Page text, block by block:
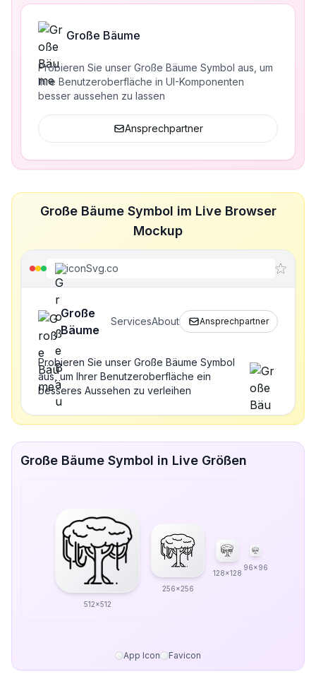
Große Bäume
Probieren Sie unser Große Bäume Symbol aus, um
Ihre Benutzeroberfläche in UI-Komponenten
besser aussehen zu lassen
Ansprechpartner
Große Bäume Symbol im Live Browser
Mockup
iconSvg.co
Große
Bäume
ServicesAbout Ansprechpartner
Probieren Sie unser Große Bäume Symbol
aus, um Ihrer Benutzeroberfläche ein
besseres Aussehen zu verleihen
Große Bäume Symbol in Live Größen
512x512
256x256
128x128
96x96
App Icon Favicon